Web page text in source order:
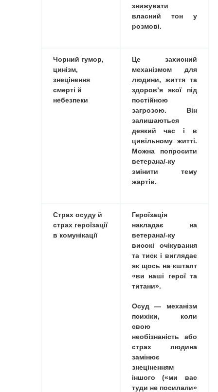
знижувати
власний тон у
розмові.
Чорний гумор,
цинізм,
знецінення
смерті й
небезпеки
Це захисний
механізмом для
людини, життя та
здоров’я якої під
постійною
загрозою. Він
залишаються
деякий час і в
цивільному житті.
Можна попросити
ветерана/-ку
змінити тему
жартів.
Страх осуду й
страх героїзації
в комунікації
Героїзація
накладає на
ветерана/-ку
високі очікування
та тиск і виглядає
як щось на кшталт
«ви наші герої та
титани».
Осуд — механізм
психіки, коли
свою
необізнаність або
страх людина
замінює
знеціненням
іншого («ми вас
туди не посилали»